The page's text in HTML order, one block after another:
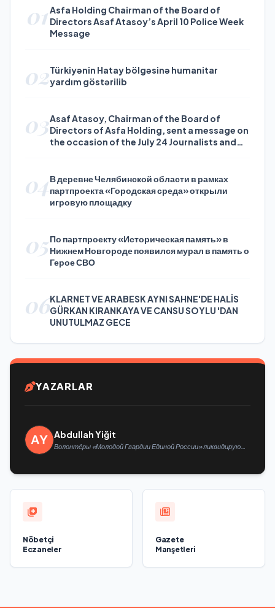
01Asfa Holding Chairman of the Board of
Directors Asaf Atasoy’s April 10 Police Week
Message
02Türkiyənin Hatay bölgəsinə humanitar
yardım göstərilib
03Asaf Atasoy, Chairman of the Board of
Directors of Asfa Holding, sent a message on
the occasion of the July 24 Journalists and
04В деревне Челябинской области в рамках
партпроекта «Городская среда» открыли
игровую площадку
05По партпроекту «Историческая память» в
Нижнем Новгороде появился мурал в память о
Герое СВО
06KLARNET VE ARABESK AYNI SAHNE'DE HALİS
GÜRKAN KIRANKAYA VE CANSU SOYLU 'DAN
UNUTULMAZ GECE
YAZARLAR
Abdullah Yiğit
Волонтёры «Молодой Гвардии Единой России» ликвидируют
Nöbetçi
Eczaneler
Gazete
Manşetleri